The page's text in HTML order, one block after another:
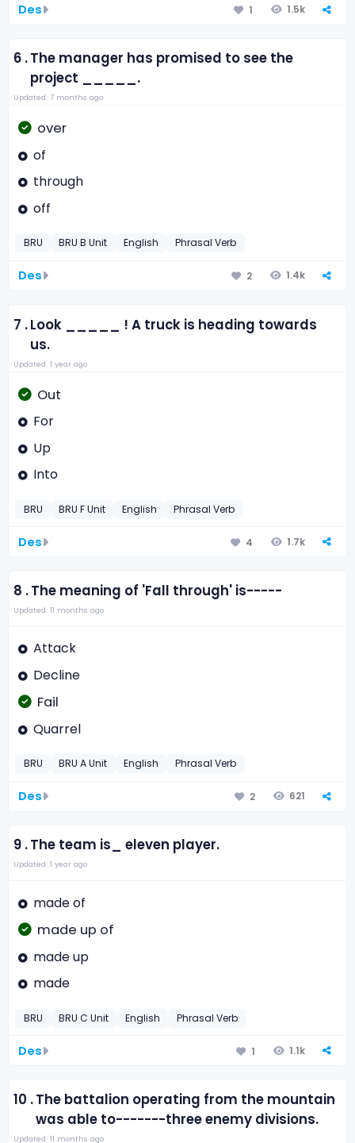
Des 1 1.5k
6 .The manager has promised to see the
project _____.
Updated: 7 months ago
over
of
through
off
BRU BRU B Unit English Phrasal Verb
Des 2 1.4k
7 .Look _____ ! A truck is heading towards
us.
Updated: 1 year ago
Out
For
Up
Into
BRU BRU F Unit English Phrasal Verb
Des 4 1.7k
8 .The meaning of 'Fall through' is-----
Updated: 11 months ago
Attack
Decline
Fail
Quarrel
BRU BRU A Unit English Phrasal Verb
Des 2 621
9 .The team is_ eleven player.
Updated: 1 year ago
made of
made up of
made up
made
BRU BRU C Unit English Phrasal Verb
Des 1 1.1k
10 .The battalion operating from the mountain
was able to-------three enemy divisions.
Updated: 11 months ago